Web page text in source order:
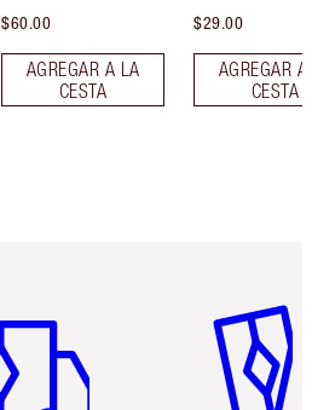
$60.00
AGREGAR A LA
CESTA
$29.00
AGREGAR
CESTA